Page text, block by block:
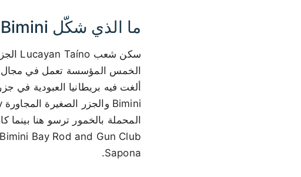
ما الذي شكّل Bimini
ألغت فيه بريطانيا العبودية
المحملة بالخمور ترسو هنا بينما
Sapona.